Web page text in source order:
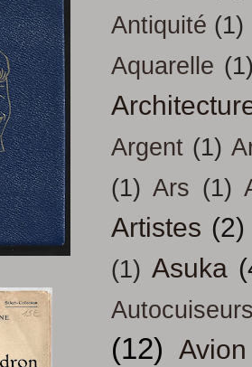
Antiquité (1)
Aquarelle
Argent (1)
(1) Ars (1)
Artistes (2)
(1) Asuka
(12) Avion